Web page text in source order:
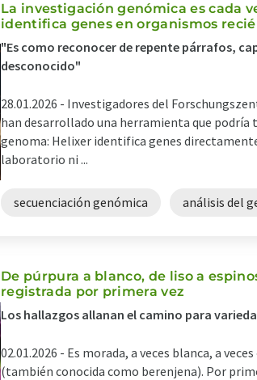
La investigación genómica es cada
identifica genes en organismos
"Es como reconocer de repente párrafos,
desconocido"
28.01.2026 - Investigadores del
han desarrollado una herramienta que
genoma: Helixer identifica genes
laboratorio ni ...
secuenciación genómica análisis del
De púrpura a blanco, de liso a
registrada por primera vez
Los hallazgos allanan el camino para
02.01.2026 - Es morada, a veces blanca, a
(también conocida como berenjena). Por